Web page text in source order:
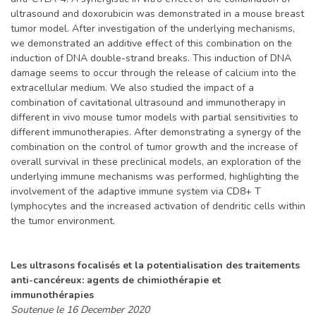
ultrasound and doxorubicin was demonstrated in a mouse breast
tumor model. After investigation of the underlying mechanisms,
we demonstrated an additive effect of this combination on the
induction of DNA double-strand breaks. This induction of DNA
damage seems to occur through the release of calcium into the
extracellular medium. We also studied the impact of a
combination of cavitational ultrasound and immunotherapy in
different in vivo mouse tumor models with partial sensitivities to
different immunotherapies. After demonstrating a synergy of the
combination on the control of tumor growth and the increase of
overall survival in these preclinical models, an exploration of the
underlying immune mechanisms was performed, highlighting the
involvement of the adaptive immune system via CD8+ T
lymphocytes and the increased activation of dendritic cells within
the tumor environment.
Les ultrasons focalisés et la potentialisation des traitements
anti-cancéreux: agents de chimiothérapie et
immunothérapies
Soutenue le 16 December 2020